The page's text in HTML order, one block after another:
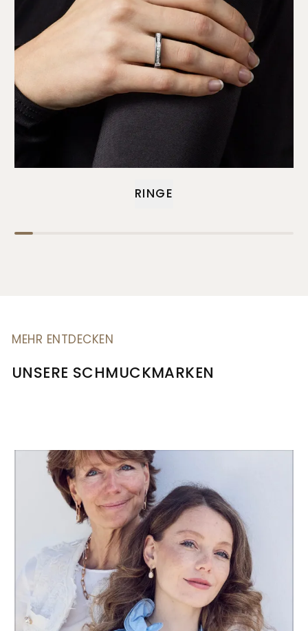
RINGE
MEHR ENTDECKEN
UNSERE SCHMUCKMARKEN